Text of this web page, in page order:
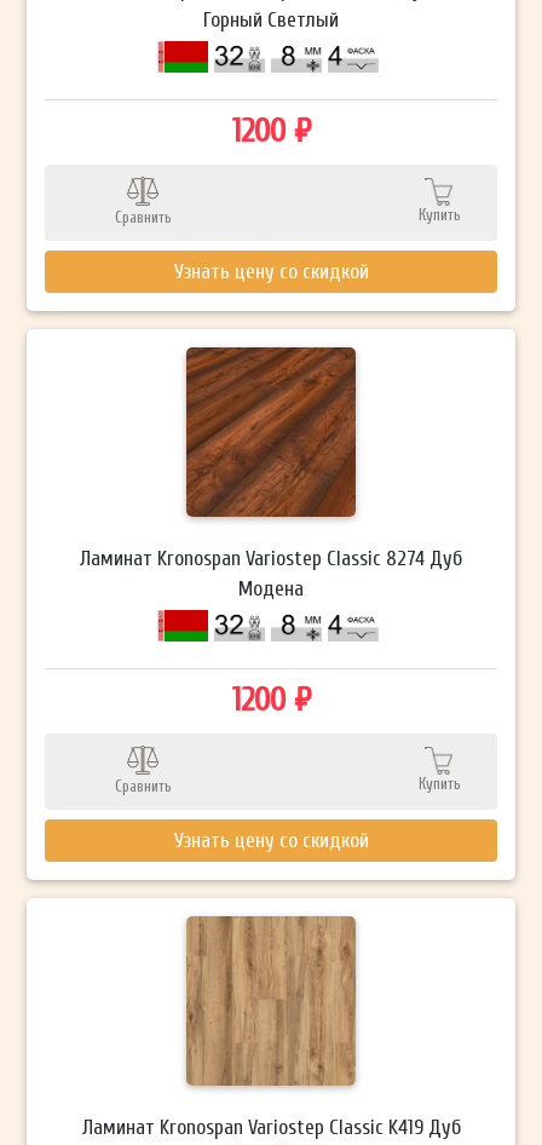
Горный Светлый
1200 ₽
Сравнить Купить
Узнать цену со скидкой
Ламинат Kronospan Variostep Classic 8274 Дуб
Модена
1200 ₽
Сравнить Купить
Узнать цену со скидкой
Ламинат Kronospan Variostep Classic K419 Дуб